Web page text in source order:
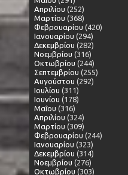
Απριλίου (252)
Μαρτίου (368)
Φεβρουαρίου (420)
Ιανουαρίου (294)
Δεκεμβρίου (282)
Νοεμβρίου (316)
Οκτωβρίου (244)
Σεπτεμβρίου (255)
Αυγούστου (292)
Ιουλίου (311)
Ιουνίου (178)
Μαΐου (316)
Απριλίου (324)
Μαρτίου (309)
Φεβρουαρίου (244)
Ιανουαρίου (323)
Δεκεμβρίου (314)
Νοεμβρίου (276)
Οκτωβρίου (303)